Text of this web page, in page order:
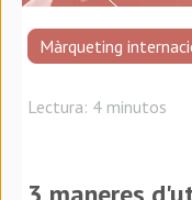
Màrqueting
Lectura: 4 minutos